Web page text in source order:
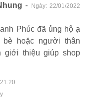
- Ngày: 22/01/2022
Phúc đã ủng hộ ạ
hoặc người thân
giới thiệu giúp shop